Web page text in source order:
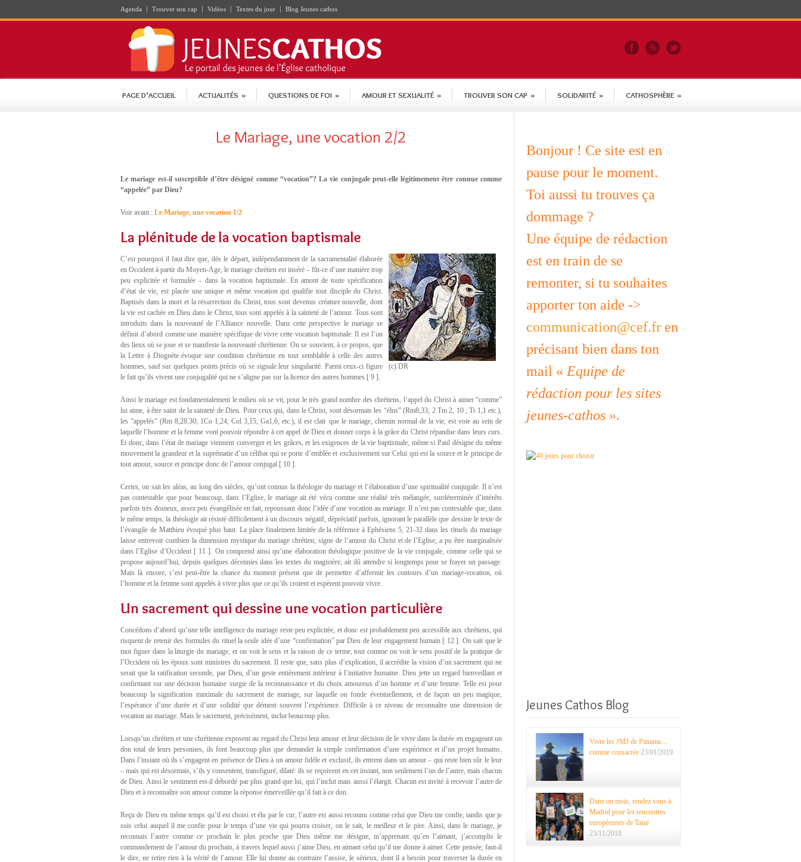
Agenda Trouver son cap Vidéos Textes du jour Blog Jeunes cathos
PAGE D’ACCUEIL ACTUALITÉS » QUESTIONS DE FOI » AMOUR ET SEXUALITÉ » TROUVER SON CAP » SOLIDARITÉ » CATHOSPHÈRE »
Le Mariage, une vocation 2/2
Le mariage est-il susceptible d’être désigné comme “vocation”? La vie conjugale peut-elle légitimement être connue comme
“appelée” par Dieu?
Voir avant : Le Mariage, une vocation 1/2
La plénitude de la vocation baptismale
(c) DR
C’est pourquoi il faut dire que, dès le départ, indépendamment de la sacramentalité élaborée
en Occident à partir du Moyen-Age, le mariage chrétien est inséré – fût-ce d’une manière trop
peu explicitée et formulée – dans la vocation baptismale. En amont de toute spécification
d’état de vie, est placée une unique et même vocation qui qualifie tout disciple du Christ.
Baptisés dans la mort et la résurrection du Christ, tous sont devenus créature nouvelle, dont
la vie est cachée en Dieu dans le Christ, tous sont appelés à la sainteté de l’amour. Tous sont
introduits dans la nouveauté de l’Alliance nouvelle. Dans cette perspective le mariage se
définit d’abord comme une manière spécifique de vivre cette vocation baptismale. Il est l’un
des lieux où se joue et se manifeste la nouveauté chrétienne. On se souvient, à ce propos, que
la Lettre à Diognète évoque une condition chrétienne en tout semblable à celle des autres
hommes, sauf sur quelques points précis où se signale leur singularité. Parmi ceux-ci figure
le fait qu’ils vivent une conjugalité qui ne s’aligne pas sur la licence des autres hommes [ 9 ].
Ainsi le mariage est fondamentalement le milieu où se vit, pour le très grand nombre des chrétiens, l’appel du Christ à aimer “comme”
lui aime, à être saint de la sainteté de Dieu. Pour ceux qui, dans le Christ, sont désormais les “élus” (Rm8,33; 2 Tm 2, 10 ; Tt 1,1 etc.),
les “appelés” (Rm 8,28.30; 1Co 1,24; Col 3,15; Ga1,6; etc.), il est clair que le mariage, chemin normal de la vie, est voie au sein de
laquelle l’homme et la femme vont pouvoir répondre à cet appel de Dieu et donner corps à la grâce du Christ répandue dans leurs curs.
Et donc, dans l’état de mariage viennent converger et les grâces, et les exigences de la vie baptismale, même si Paul désigne du même
mouvement la grandeur et la suprématie d’un célibat qui se porte d’emblée et exclusivement sur Celui qui est la source et le principe de
tout amour, source et principe donc de l’amour conjugal [ 10 ].
Certes, on sait les aléas, au long des siècles, qu’ont connus la théologie du mariage et l’élaboration d’une spiritualité conjugale. Il n’est
pas contestable que pour beaucoup, dans l’Eglise, le mariage ait été vécu comme une réalité très mélangée, surdéterminée d’intérêts
parfois très douteux, assez peu évangélisée en fait, repoussant donc l’idée d’une vocation au mariage. Il n’est pas contestable que, dans
le même temps, la théologie ait résisté difficilement à un discours négatif, dépréciatif parfois, ignorant le parallèle que dessine le texte de
l’évangile de Matthieu évoqué plus haut. La place finalement limitée de la référence à Ephésiens 5, 21-32 dans les rituels du mariage
laisse entrevoir combien la dimension mystique du mariage chrétien, signe de l’amour du Christ et de l’Eglise, a pu être marginalisée
dans l’Eglise d’Occident [ 11 ]. On comprend ainsi qu’une élaboration théologique positive de la vie conjugale, comme celle qui se
propose aujourd’hui, depuis quelques décennies dans les textes du magistère, ait dû attendre si longtemps pour se frayer un passage.
Mais là encore, c’est peut-être la chance du moment présent que de permettre d’affermir les contours d’un mariage-vocation, où
l’homme et la femme sont appelés à vivre plus que ce qu’ils croient et espèrent pouvoir vivre.
Un sacrement qui dessine une vocation particulière
Concédons d’abord qu’une telle intelligence du mariage reste peu explicitée, et donc est probablement peu accessible aux chrétiens, qui
risquent de retenir des formules du rituel la seule idée d’une “confirmation” par Dieu de leur engagement humain [ 12 ]. On sait que le
mot figure dans la liturgie du mariage, et on voit le sens et la raison de ce terme, tout comme on voit le sens positif de la pratique de
l’Occident où les époux sont ministres du sacrement. Il reste que, sans plus d’explication, il accrédite la vision d’un sacrement qui ne
serait que la ratification seconde, par Dieu, d’un geste entièrement intérieur à l’initiative humaine. Dieu jette un regard bienveillant et
confirmant sur une décision humaine surgie de la reconnaissance et du choix amoureux d’un homme et d’une femme. Telle est pour
beaucoup la signification maximale du sacrement de mariage, sur laquelle on fonde éventuellement, et de façon un peu magique,
l’espérance d’une durée et d’une solidité que dément souvent l’expérience. Difficile à ce niveau de reconnaître une dimension de
vocation au mariage. Mais le sacrement, précisément, inclut beaucoup plus.
Lorsqu’un chrétien et une chrétienne exposent au regard du Christ leur amour et leur décision de le vivre dans la durée en engageant un
don total de leurs personnes, ils font beaucoup plus que demander la simple confirmation d’une expérience et d’un projet humains.
Dans l’instant où ils s’engagent en présence de Dieu à un amour fidèle et exclusif, ils entrent dans un amour – qui reste bien sûr le leur
– mais qui est désormais, s’ils y consentent, transfiguré, dilaté: ils se reçoivent en cet instant, non seulement l’un de l’autre, mais chacun
de Dieu. Ainsi le sentiment est-il débordé par plus grand que lui, qui l’inclut mais aussi l’élargit. Chacun est invité à recevoir l’autre de
Dieu et à reconnaître son amour comme la réponse émerveillée qu’il fait à ce don.
Reçu de Dieu en même temps qu’il est choisi et élu par le cur, l’autre est aussi reconnu comme celui que Dieu me confie, tandis que je
suis celui auquel il me confie pour le temps d’une vie qui pourra croiser, on le sait, le meilleur et le pire. Ainsi, dans le mariage, je
reconnais l’autre comme ce prochain le plus proche que Dieu même me désigne, m’apprenant qu’en l’aimant, j’accomplis le
commandement de l’amour du prochain, à travers lequel aussi j’aime Dieu, en aimant celui qu’il me donne à aimer. Cette pensée, faut-il
le dire, ne retire rien à la vérité de l’amour. Elle lui donne au contraire l’assise, le sérieux, dont il a besoin pour traverser la durée en
Bonjour ! Ce site est en
pause pour le moment.
Toi aussi tu trouves ça
dommage ?
Une équipe de rédaction
est en train de se
remonter, si tu souhaites
apporter ton aide ->
communication@cef.fr en
précisant bien dans ton
mail « Equipe de
rédaction pour les sites
jeunes-cathos ».
Jeunes Cathos Blog
Vivre les JMJ de Panama…
comme consacrée 23/01/2019
Dans un mois, rendez vous à
Madrid pour les rencontres
européennes de Taizé
23/11/2018